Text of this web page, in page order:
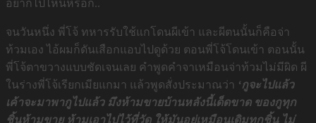
อยากไปไหนหรอก..
จนวันหนึ่ง พี่โจ้ ทหารรับใช้แกโดนผีเข้า และผีตนนั้นก็คือจ่า
ท้วมเอง ไอ้ผมก็ดันเสือกแอบไปดูด้วย ตอนพี่โจ้โดนเข้า ตอนนั้น
พี่โจ้ตาขวางแบบชัดเจนเลย คำพูดคำจาเหมือนจ่าท้วมไม่มีผิด ผี
ในร่างพี่โจ้เรียกเมียแกมา แล้วพูดสั่งประมาณว่า ‘กูจะไปแล้ว
เค้าจะมาพากูไปแล้ว มึงห้ามขายบ้านหลังนี้เด็ดขาด ของกูทุก
ชิ้นห้ามขาย ห้ามเอาไปไว้ที่วัด ให้มันอยู่เหมือนเดิมทุกชิ้น ไม่